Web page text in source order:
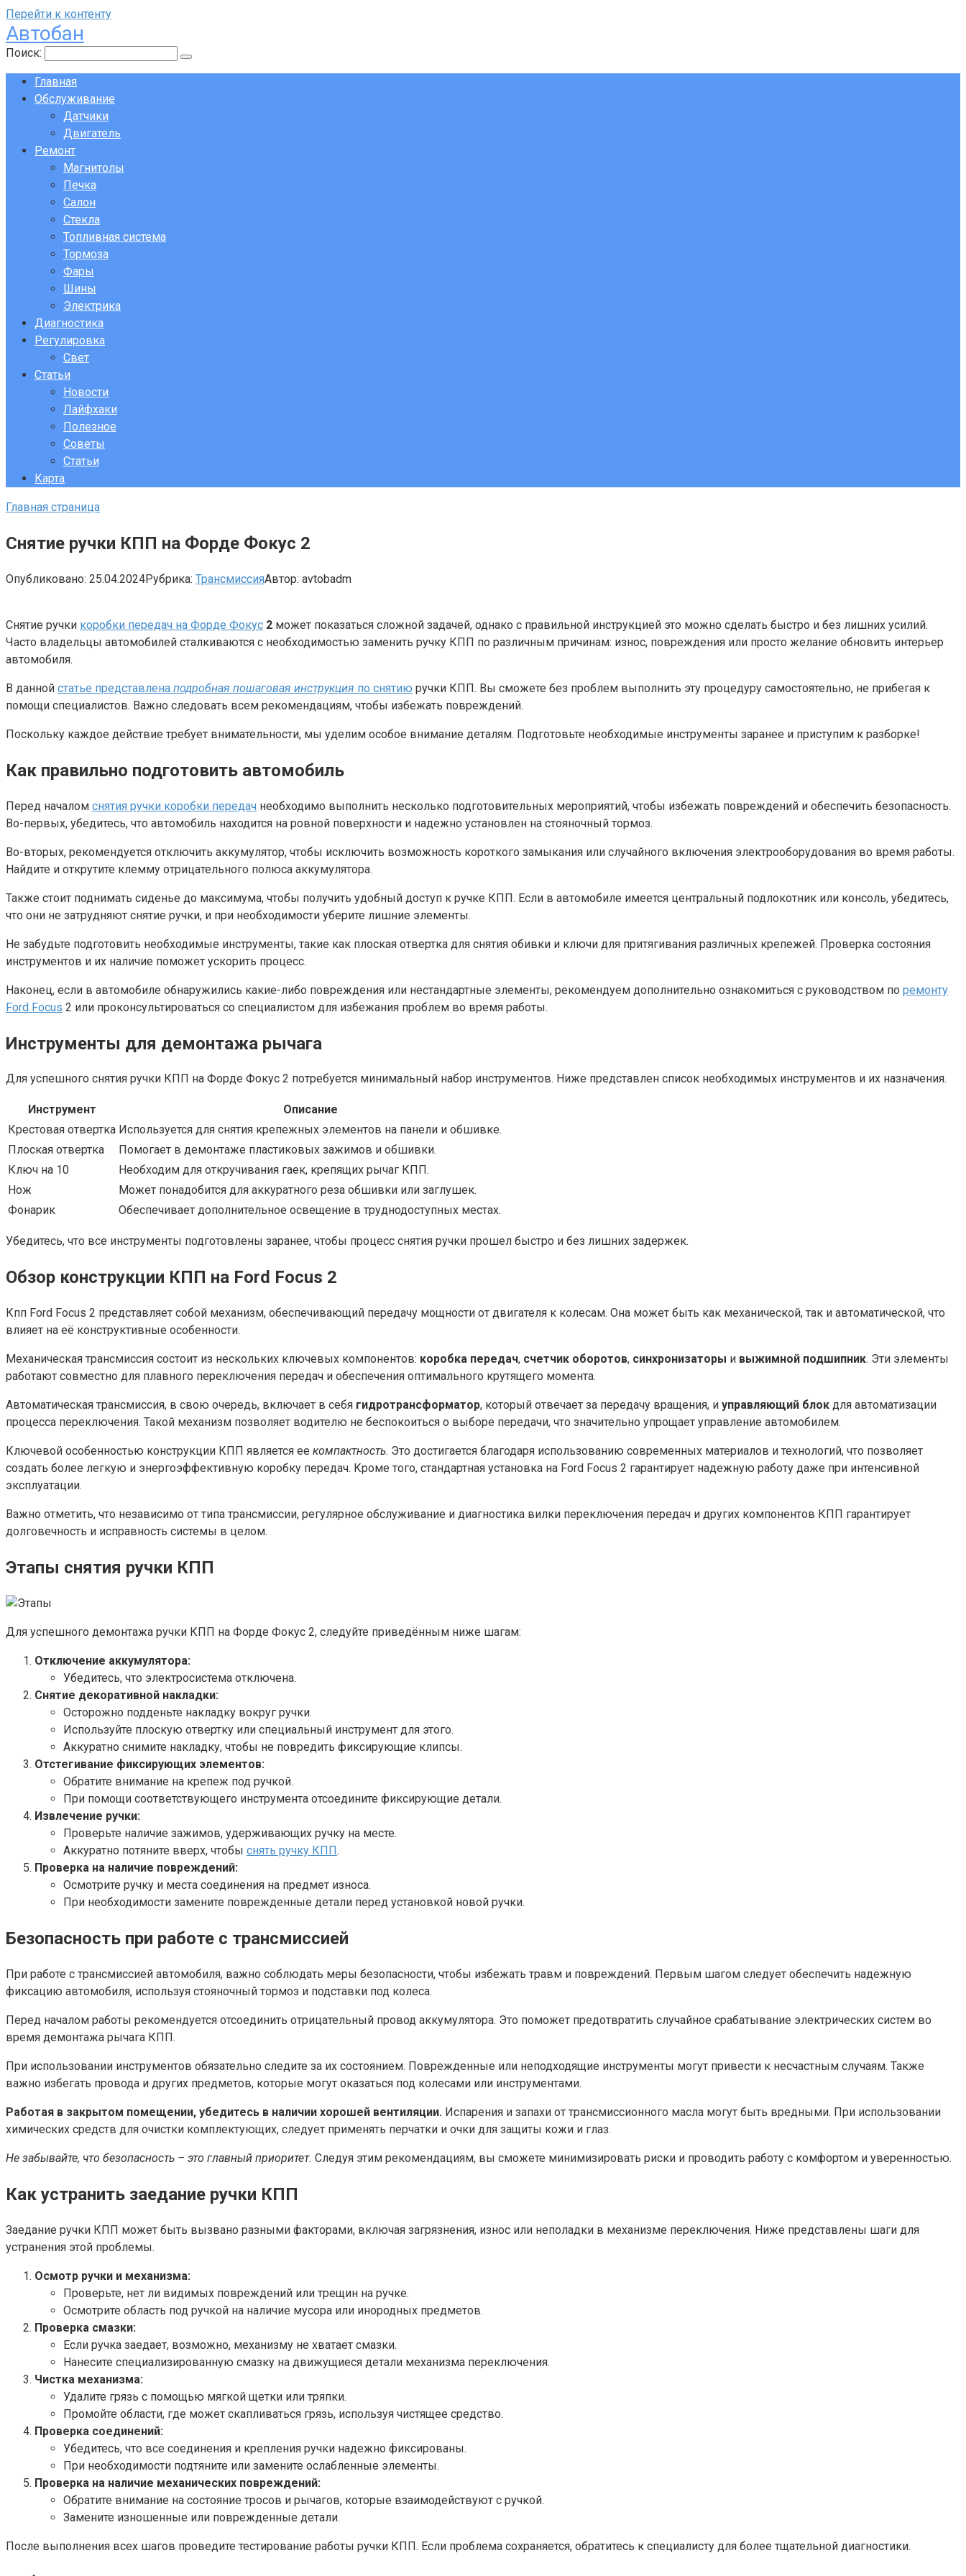
Перейти к контенту
Автобан
Поиск:
Главная
Обслуживание
Датчики
Двигатель
Ремонт
Магнитолы
Печка
Салон
Стекла
Топливная система
Тормоза
Фары
Шины
Электрика
Диагностика
Регулировка
Свет
Статьи
Новости
Лайфхаки
Полезное
Советы
Статьи
Карта
Главная страница
Снятие ручки КПП на Форде Фокус 2
Опубликовано: 25.04.2024Рубрика: ТрансмиссияАвтор: avtobadm
Снятие ручки коробки передач на Форде Фокус 2 может показаться сложной задачей, однако с правильной инструкцией это можно сделать быстро и без лишних усилий.
Часто владельцы автомобилей сталкиваются с необходимостью заменить ручку КПП по различным причинам: износ, повреждения или просто желание обновить интерьер
автомобиля.
В данной статье представлена подробная пошаговая инструкция по снятию ручки КПП. Вы сможете без проблем выполнить эту процедуру самостоятельно, не прибегая к
помощи специалистов. Важно следовать всем рекомендациям, чтобы избежать повреждений.
Поскольку каждое действие требует внимательности, мы уделим особое внимание деталям. Подготовьте необходимые инструменты заранее и приступим к разборке!
Как правильно подготовить автомобиль
Перед началом снятия ручки коробки передач необходимо выполнить несколько подготовительных мероприятий, чтобы избежать повреждений и обеспечить безопасность.
Во-первых, убедитесь, что автомобиль находится на ровной поверхности и надежно установлен на стояночный тормоз.
Во-вторых, рекомендуется отключить аккумулятор, чтобы исключить возможность короткого замыкания или случайного включения электрооборудования во время работы.
Найдите и открутите клемму отрицательного полюса аккумулятора.
Также стоит поднимать сиденье до максимума, чтобы получить удобный доступ к ручке КПП. Если в автомобиле имеется центральный подлокотник или консоль, убедитесь,
что они не затрудняют снятие ручки, и при необходимости уберите лишние элементы.
Не забудьте подготовить необходимые инструменты, такие как плоская отвертка для снятия обивки и ключи для притягивания различных крепежей. Проверка состояния
инструментов и их наличие поможет ускорить процесс.
Наконец, если в автомобиле обнаружились какие-либо повреждения или нестандартные элементы, рекомендуем дополнительно ознакомиться с руководством по ремонту
Ford Focus 2 или проконсультироваться со специалистом для избежания проблем во время работы.
Инструменты для демонтажа рычага
Для успешного снятия ручки КПП на Форде Фокус 2 потребуется минимальный набор инструментов. Ниже представлен список необходимых инструментов и их назначения.
Инструмент
Описание
Крестовая отвертка Используется для снятия крепежных элементов на панели и обшивке.
Плоская отвертка
Помогает в демонтаже пластиковых зажимов и обшивки.
Ключ на 10
Необходим для откручивания гаек, крепящих рычаг КПП.
Нож
Может понадобится для аккуратного реза обшивки или заглушек.
Фонарик
Обеспечивает дополнительное освещение в труднодоступных местах.
Убедитесь, что все инструменты подготовлены заранее, чтобы процесс снятия ручки прошел быстро и без лишних задержек.
Обзор конструкции КПП на Ford Focus 2
Кпп Ford Focus 2 представляет собой механизм, обеспечивающий передачу мощности от двигателя к колесам. Она может быть как механической, так и автоматической, что
влияет на её конструктивные особенности.
Механическая трансмиссия состоит из нескольких ключевых компонентов: коробка передач, счетчик оборотов, синхронизаторы и выжимной подшипник. Эти элементы
работают совместно для плавного переключения передач и обеспечения оптимального крутящего момента.
Автоматическая трансмиссия, в свою очередь, включает в себя гидротрансформатор, который отвечает за передачу вращения, и управляющий блок для автоматизации
процесса переключения. Такой механизм позволяет водителю не беспокоиться о выборе передачи, что значительно упрощает управление автомобилем.
Ключевой особенностью конструкции КПП является ее компактность. Это достигается благодаря использованию современных материалов и технологий, что позволяет
создать более легкую и энергоэффективную коробку передач. Кроме того, стандартная установка на Ford Focus 2 гарантирует надежную работу даже при интенсивной
эксплуатации.
Важно отметить, что независимо от типа трансмиссии, регулярное обслуживание и диагностика вилки переключения передач и других компонентов КПП гарантирует
долговечность и исправность системы в целом.
Этапы снятия ручки КПП
Для успешного демонтажа ручки КПП на Форде Фокус 2, следуйте приведённым ниже шагам:
Отключение аккумулятора:
Убедитесь, что электросистема отключена.
Снятие декоративной накладки:
Осторожно подденьте накладку вокруг ручки.
Используйте плоскую отвертку или специальный инструмент для этого.
Аккуратно снимите накладку, чтобы не повредить фиксирующие клипсы.
Отстегивание фиксирующих элементов:
Обратите внимание на крепеж под ручкой.
При помощи соответствующего инструмента отсоедините фиксирующие детали.
Извлечение ручки:
Проверьте наличие зажимов, удерживающих ручку на месте.
Аккуратно потяните вверх, чтобы снять ручку КПП.
Проверка на наличие повреждений:
Осмотрите ручку и места соединения на предмет износа.
При необходимости замените поврежденные детали перед установкой новой ручки.
Безопасность при работе с трансмиссией
При работе с трансмиссией автомобиля, важно соблюдать меры безопасности, чтобы избежать травм и повреждений. Первым шагом следует обеспечить надежную
фиксацию автомобиля, используя стояночный тормоз и подставки под колеса.
Перед началом работы рекомендуется отсоединить отрицательный провод аккумулятора. Это поможет предотвратить случайное срабатывание электрических систем во
время демонтажа рычага КПП.
При использовании инструментов обязательно следите за их состоянием. Поврежденные или неподходящие инструменты могут привести к несчастным случаям. Также
важно избегать провода и других предметов, которые могут оказаться под колесами или инструментами.
Работая в закрытом помещении, убедитесь в наличии хорошей вентиляции. Испарения и запахи от трансмиссионного масла могут быть вредными. При использовании
химических средств для очистки комплектующих, следует применять перчатки и очки для защиты кожи и глаз.
Не забывайте, что безопасность – это главный приоритет. Следуя этим рекомендациям, вы сможете минимизировать риски и проводить работу с комфортом и уверенностью.
Как устранить заедание ручки КПП
Заедание ручки КПП может быть вызвано разными факторами, включая загрязнения, износ или неполадки в механизме переключения. Ниже представлены шаги для
устранения этой проблемы.
Осмотр ручки и механизма:
Проверьте, нет ли видимых повреждений или трещин на ручке.
Осмотрите область под ручкой на наличие мусора или инородных предметов.
Проверка смазки:
Если ручка заедает, возможно, механизму не хватает смазки.
Нанесите специализированную смазку на движущиеся детали механизма переключения.
Чистка механизма:
Удалите грязь с помощью мягкой щетки или тряпки.
Промойте области, где может скапливаться грязь, используя чистящее средство.
Проверка соединений:
Убедитесь, что все соединения и крепления ручки надежно фиксированы.
При необходимости подтяните или замените ослабленные элементы.
Проверка на наличие механических повреждений:
Обратите внимание на состояние тросов и рычагов, которые взаимодействуют с ручкой.
Замените изношенные или поврежденные детали.
После выполнения всех шагов проведите тестирование работы ручки КПП. Если проблема сохраняется, обратитесь к специалисту для более тщательной диагностики.